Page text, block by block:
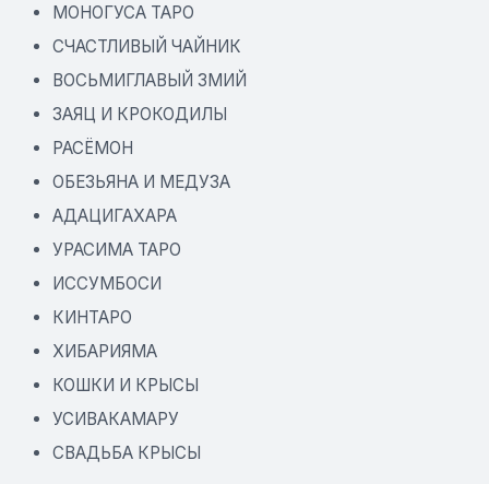
МОНОГУСА ТАРО
СЧАСТЛИВЫЙ ЧАЙНИК
ВОСЬМИГЛАВЫЙ ЗМИЙ
ЗАЯЦ И КРОКОДИЛЫ
РАСЁМОН
ОБЕЗЬЯНА И МЕДУЗА
АДАЦИГАХАРА
УРАСИМА ТАРО
ИССУМБОСИ
КИНТАРО
ХИБАРИЯМА
КОШКИ И КРЫСЫ
УСИВАКАМАРУ
СВАДЬБА КРЫСЫ